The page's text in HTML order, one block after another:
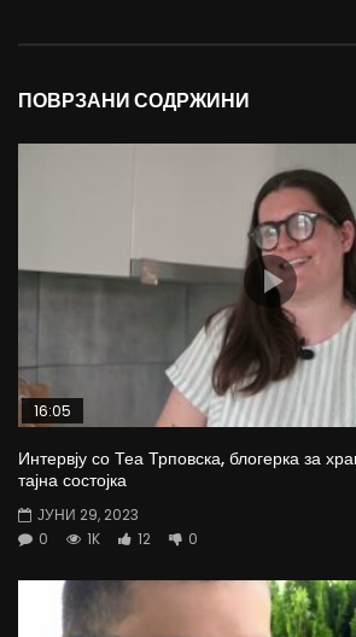
ПОВРЗАНИ СОДРЖИНИ
16:05
Интервју со Теа Трповска, блогерка за
тајна состојка
ЈУНИ 29, 2023
0
1K 12 0